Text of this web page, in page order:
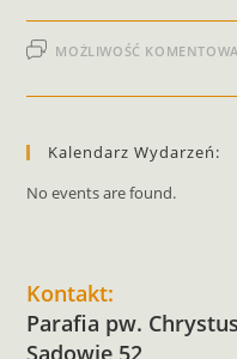
MOŻLIWOŚĆ
Kalendarz Wydarzeń:
No events are found.
Kontakt:
Parafia pw.
Sadowie 52